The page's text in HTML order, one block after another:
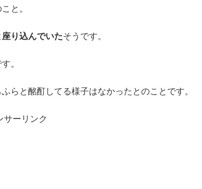
と。
り込んでいたそうです。
。
らと酩酊してる様子はなかったとのことです。
サーリンク